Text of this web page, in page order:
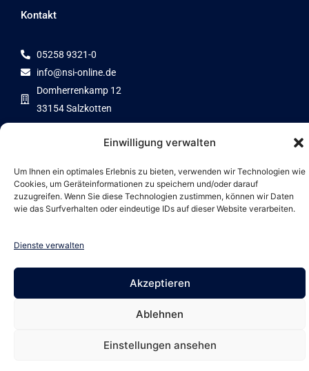
Einwilligung verwalten
Um Ihnen ein optimales Erlebnis zu bieten, verwenden wir Technologien wie
Cookies, um Geräteinformationen zu speichern und/oder darauf
zuzugreifen. Wenn Sie diese Technologien zustimmen, können wir Daten
wie das Surfverhalten oder eindeutige IDs auf dieser Website verarbeiten.
Dienste verwalten
Akzeptieren
Ablehnen
Einstellungen ansehen
Kontakt
05258 9321-0
info@nsi-online.de
Domherrenkamp 12
33154 Salzkotten
Zertifizierter Partner von
AGB
Webentwicklung Enzo
Minkoley